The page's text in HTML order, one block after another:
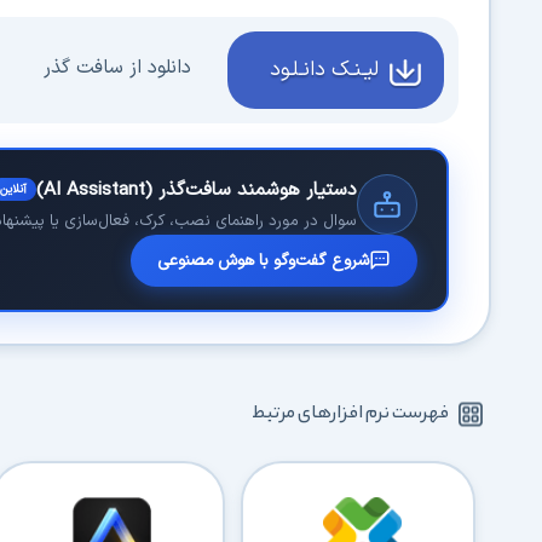
لیـنـک دانـلـود دانلود از سافت گذر
دستیار هوشمند سافت‌گذر (AI Assistant) آنلاین
سوال در مورد راهنمای نصب، کرک، فعال‌سازی یا
شروع گفت‌وگو با هوش مصنوعی
فهرست نرم افزارهای مرتبط